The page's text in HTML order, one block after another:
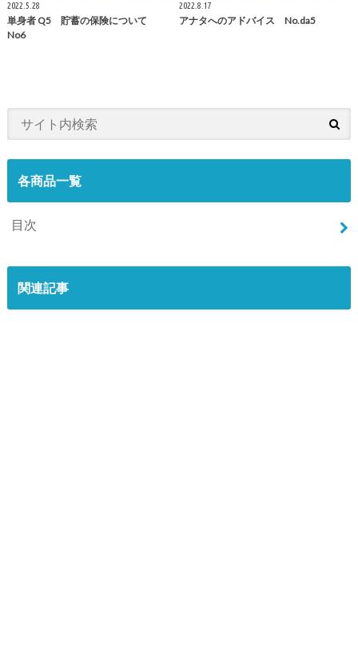
2022.5.28
単身者 Q5 貯蓄の保険について
No6
2022.8.17
アナタへのアドバイス No.da5
各商品一覧
目次
関連記事